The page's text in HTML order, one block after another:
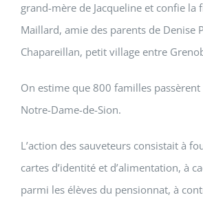
grand-mère de Jacqueline et confie la
Maillard, amie des parents de Denise
Chapareillan, petit village entre
On estime que 800 familles
Notre-Dame-de-Sion.
L’action des sauveteurs consistait à
cartes d’identité et d’alimentation, à
parmi les élèves du pensionnat, à